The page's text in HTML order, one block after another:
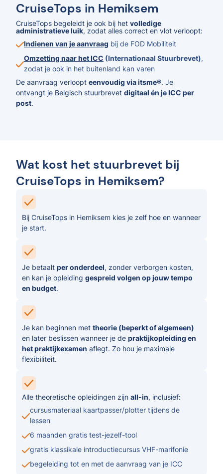
CruiseTops in Hemiksem
CruiseTops begeleidt je ook bij het volledige
administratieve luik, zodat alles correct en vlot verloopt:
Indienen van je aanvraag bij de FOD Mobiliteit
Omzetting naar het ICC (Internationaal Stuurbrevet),
zodat je ook in het buitenland kan varen
De aanvraag verloopt eenvoudig via itsme®. Je
ontvangt je Belgisch stuurbrevet digitaal én je ICC per
post.
Wat kost het stuurbrevet bij
CruiseTops in Hemiksem?
Bij CruiseTops in Hemiksem kies je zelf hoe en wanneer
je start.
Je betaalt per onderdeel, zonder verborgen kosten,
en kan je opleiding gespreid volgen op jouw tempo
en budget.
Je kan beginnen met theorie (beperkt of algemeen)
en later beslissen wanneer je de praktijkopleiding en
het praktijkexamen aflegt. Zo hou je maximale
flexibiliteit.
Alle theoretische opleidingen zijn all-in, inclusief:
cursusmateriaal kaartpasser/plotter tijdens de
lessen
6 maanden gratis test-jezelf-tool
gratis klassikale introductiecursus VHF-marifonie
begeleiding tot en met de aanvraag van je ICC